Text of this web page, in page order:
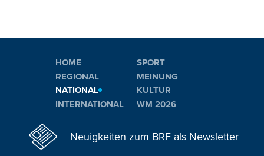
HOME
REGIONAL
NATIONAL
INTERNATIONAL
SPORT
MEINUNG
KULTUR
WM 2026
Neuigkeiten zum BRF als Newsletter